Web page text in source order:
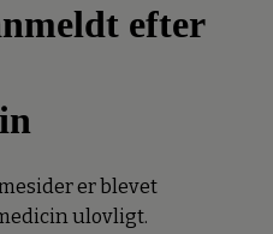
efter
er blevet
ulovligt.